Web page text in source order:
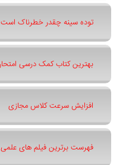
توده سینه چقدر خطرناک است
بهترین کتاب کمک درسی
افزایش سرعت کلاس مجازی
فهرست برترین فیلم های علمی